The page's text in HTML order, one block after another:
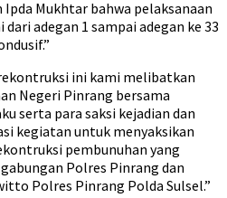
Mukhtar bahwa pelaksanaan
adegan 1 sampai adegan ke 33
ini kami melibatkan
Negeri Pinrang bersama
serta para saksi kejadian dan
kegiatan untuk menyaksikan
pembunuhan yang
Polres Pinrang dan
Polres Pinrang Polda Sulsel.”